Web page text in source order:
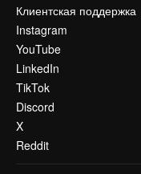
Клиентская поддержка
Instagram
YouTube
LinkedIn
TikTok
Discord
X
Reddit